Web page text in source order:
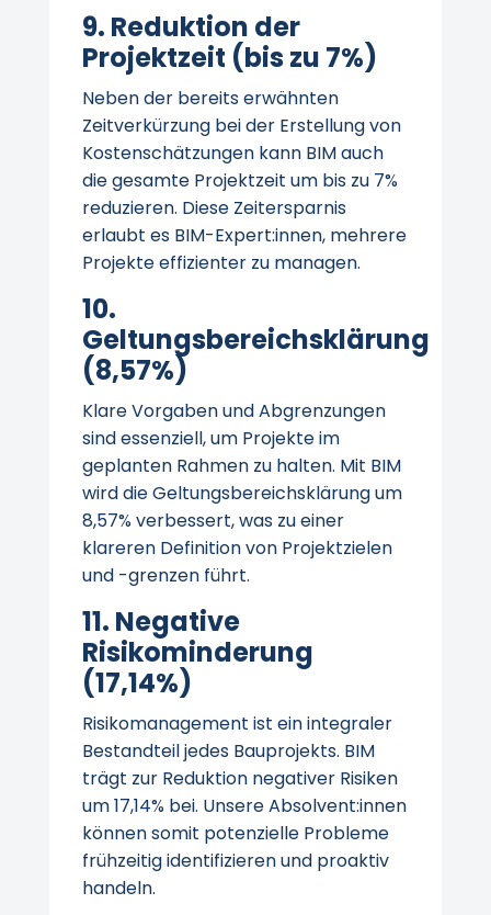
9. Reduktion der
Projektzeit (bis zu 7%)
Neben der bereits erwähnten
Zeitverkürzung bei der Erstellung von
Kostenschätzungen kann BIM auch
die gesamte Projektzeit um bis zu 7%
reduzieren. Diese Zeitersparnis
erlaubt es BIM-Expert:innen, mehrere
Projekte effizienter zu managen.
10.
Geltungsbereichsklärung
(8,57%)
Klare Vorgaben und Abgrenzungen
sind essenziell, um Projekte im
geplanten Rahmen zu halten. Mit BIM
wird die Geltungsbereichsklärung um
8,57% verbessert, was zu einer
klareren Definition von Projektzielen
und -grenzen führt.
11. Negative
Risikominderung
(17,14%)
Risikomanagement ist ein integraler
Bestandteil jedes Bauprojekts. BIM
trägt zur Reduktion negativer Risiken
um 17,14% bei. Unsere Absolvent:innen
können somit potenzielle Probleme
frühzeitig identifizieren und proaktiv
handeln.